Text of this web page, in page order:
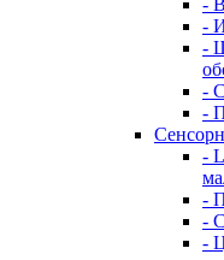
-
-
-
-
-
-
-
-
-